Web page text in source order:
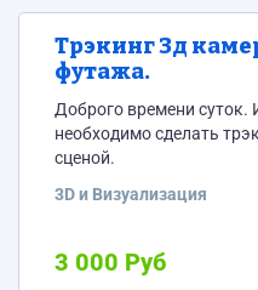
Трэкинг 3д
футажа.
Доброго времени суток. Имеется отснятый футаж,
необходимо сделать трэкинг и создать 3д
сценой.
3D и Визуализация
3 000 Руб